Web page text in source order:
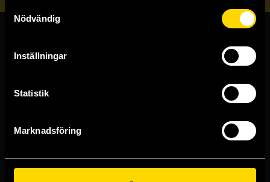
Nödvändig
Inställningar
Statistik
Marknadsföring
Butiker & kundtjänst
Västerlånggatan 48
Göteborgsbutiken
Kungsgatan 19
Malmöbutiken